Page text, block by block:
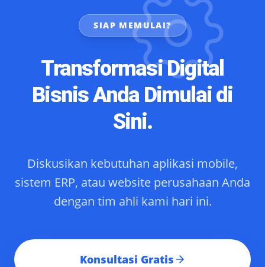
SIAP MEMULAI?
Transformasi Digital
Bisnis Anda Dimulai di
Sini.
Diskusikan kebutuhan aplikasi mobile,
sistem ERP, atau website perusahaan Anda
dengan tim ahli kami hari ini.
Konsultasi Gratis